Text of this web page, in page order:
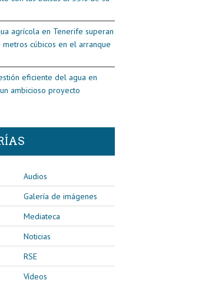
agrícola en Tenerife superan
cúbicos en el arranque
eficiente del agua en
ambicioso proyecto
Audios
Galería de imágenes
Mediateca
Noticias
RSE
Vídeos